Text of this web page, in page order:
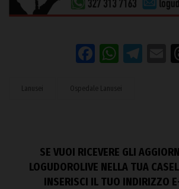
Facebook
Lanusei Ospedale Lanusei
SE VUOI RICEVERE GLI
LOGUDOROLIVE NELLA TUA
INSERISCI IL TUO INDIRIZZO